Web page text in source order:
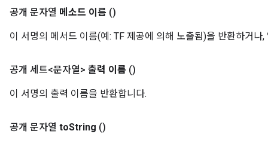
공개 문자열 메소드 이름 ()
이 서명의 메서드 이름(예: TF 제공에 의해 노출됨)을 반환하거나
공개 세트<문자열> 출력 이름 ()
이 서명의 출력 이름을 반환합니다.
공개 문자열 toString ()